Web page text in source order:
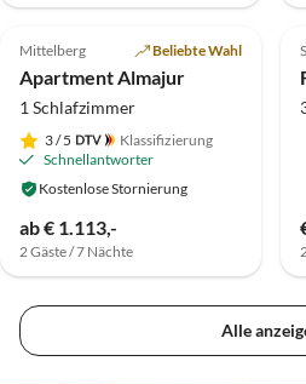
Top-Inserat
Mittelberg Beliebte Wahl
Apartment Almajur
1 Schlafzimmer
3/ 5
Klassifizierung
Schnellantworter
Kostenlose Stornierung
ab € 1.113,-
2 Gäste / 7 Nächte
Alle